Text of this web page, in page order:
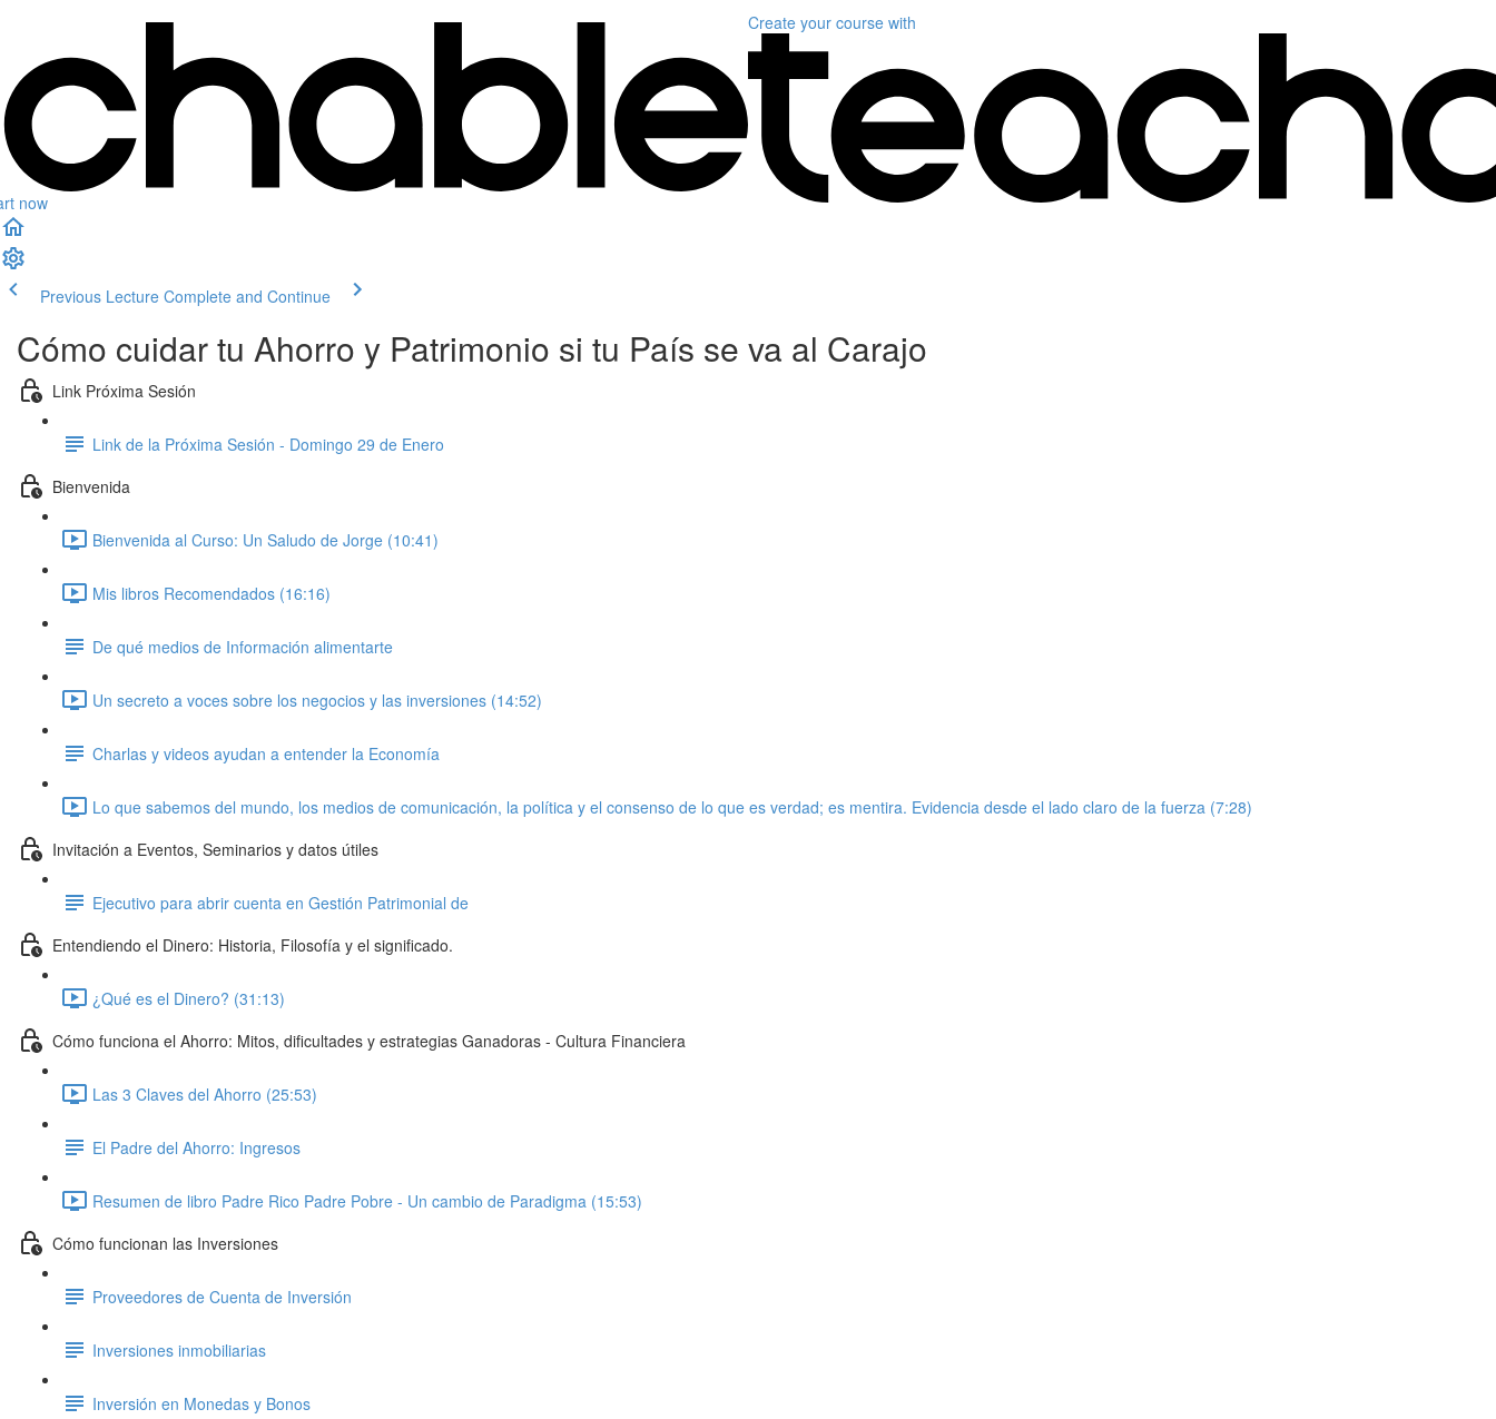
now
Create your course with
Previous Lecture Complete and Continue
Cómo cuidar tu Ahorro y Patrimonio si tu País se va al Carajo
Link Próxima Sesión
Link de la Próxima Sesión - Domingo 29 de Enero
Bienvenida
Bienvenida al Curso: Un Saludo de Jorge (10:41)
Mis libros Recomendados (16:16)
De qué medios de Información alimentarte
Un secreto a voces sobre los negocios y las inversiones (14:52)
Charlas y videos ayudan a entender la Economía
Lo que sabemos del mundo, los medios de comunicación, la política y el consenso de lo que es verdad; es mentira. Evidencia desde el lado claro de la fuerza (7:28)
Invitación a Eventos, Seminarios y datos útiles
Ejecutivo para abrir cuenta en Gestión Patrimonial de
Entendiendo el Dinero: Historia, Filosofía y el significado.
¿Qué es el Dinero? (31:13)
Cómo funciona el Ahorro: Mitos, dificultades y estrategias Ganadoras - Cultura Financiera
Las 3 Claves del Ahorro (25:53)
El Padre del Ahorro: Ingresos
Resumen de libro Padre Rico Padre Pobre - Un cambio de Paradigma (15:53)
Cómo funcionan las Inversiones
Proveedores de Cuenta de Inversión
Inversiones inmobiliarias
Inversión en Monedas y Bonos